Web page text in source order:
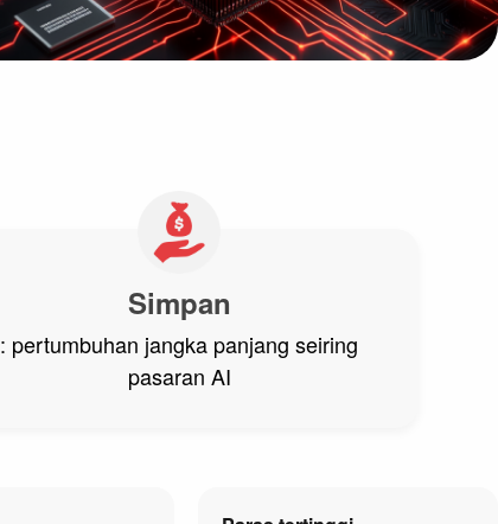
Simpan
: pertumbuhan jangka panjang seiring
pasaran AI